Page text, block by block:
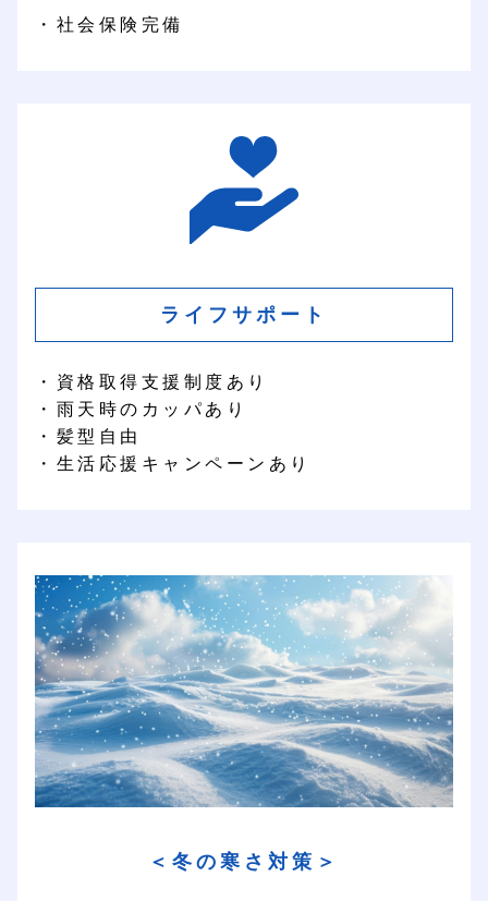
・社会保険完備
ライフサポート
・資格取得支援制度あり
・雨天時のカッパあり
・髪型自由
・生活応援キャンペーンあり
＜冬の寒さ対策＞